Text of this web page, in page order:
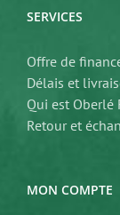
SERVICES
Offre de
Délais et
Qui est Oberlé
Retour et
MON COMPTE